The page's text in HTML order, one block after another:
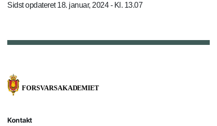
Sidst opdateret 18. januar, 2024 - Kl. 13.07
Kontakt